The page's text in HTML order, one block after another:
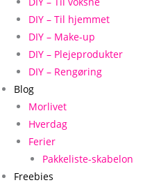
DIY – Til hjemmet
DIY – Make-up
DIY – Plejeprodukter
DIY – Rengøring
Blog
Morlivet
Hverdag
Ferier
Pakkeliste-skabelon
Freebies